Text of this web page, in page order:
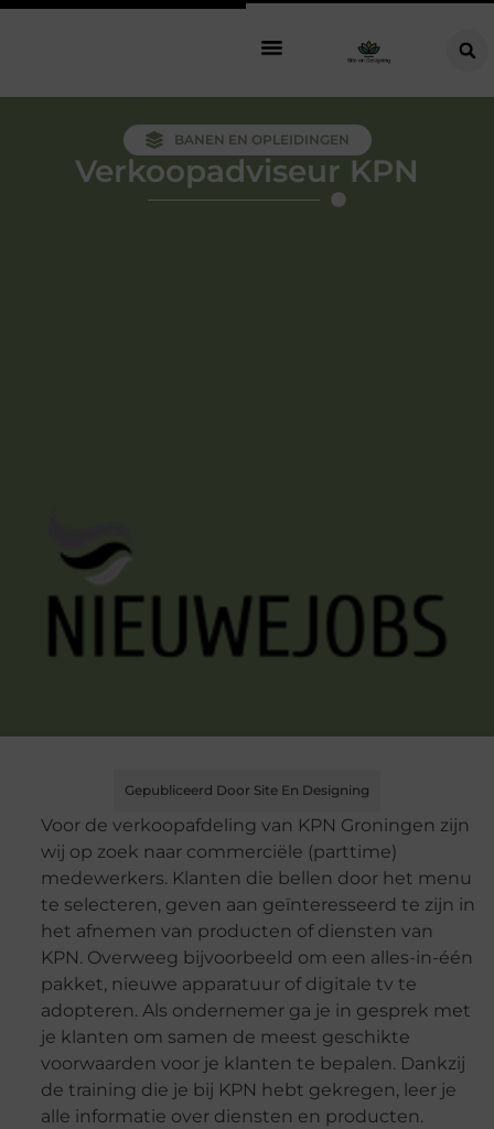
BANEN EN OPLEIDINGEN
Verkoopadviseur KPN
Gepubliceerd Door Site En Designing
Voor de verkoopafdeling van KPN Groningen zijn
wij op zoek naar commerciële (parttime)
medewerkers. Klanten die bellen door het menu
te selecteren, geven aan geïnteresseerd te zijn in
het afnemen van producten of diensten van
KPN. Overweeg bijvoorbeeld om een ​​alles-in-één
pakket, nieuwe apparatuur of digitale tv te
adopteren. Als ondernemer ga je in gesprek met
je klanten om samen de meest geschikte
voorwaarden voor je klanten te bepalen. Dankzij
de training die je bij KPN hebt gekregen, leer je
alle informatie over diensten en producten.